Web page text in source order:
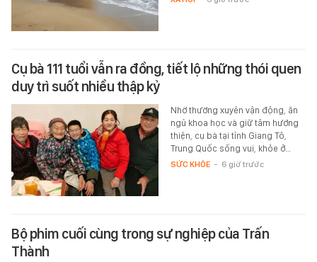
Cụ bà 111 tuổi vẫn ra đồng, tiết lộ những thói quen
duy trì suốt nhiều thập kỷ
Nhờ thường xuyên vận động, ăn
ngủ khoa học và giữ tâm hướng
thiện, cụ bà tại tỉnh Giang Tô,
Trung Quốc sống vui, khỏe ở…
SỨC KHỎE - 6 giờ trước
Bộ phim cuối cùng trong sự nghiệp của Trấn
Thành